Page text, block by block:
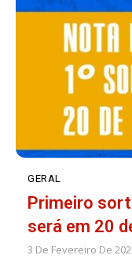
GERAL
Primeiro
será em 20
3 De Fevereiro De